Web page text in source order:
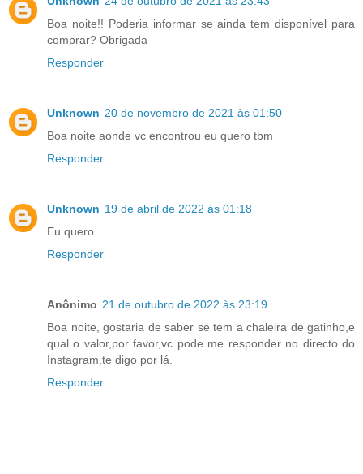
Boa noite!! Poderia informar se ainda tem disponível para
comprar? Obrigada
Responder
Unknown 20 de novembro de 2021 às 01:50
Boa noite aonde vc encontrou eu quero tbm
Responder
Unknown 19 de abril de 2022 às 01:18
Eu quero
Responder
Anônimo 21 de outubro de 2022 às 23:19
Boa noite, gostaria de saber se tem a chaleira de gatinho,e
qual o valor,por favor,vc pode me responder no directo do
Instagram,te digo por lá.
Responder